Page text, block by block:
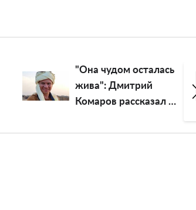
"Как древняя
старушка, смех
идиотский":
Анастасии